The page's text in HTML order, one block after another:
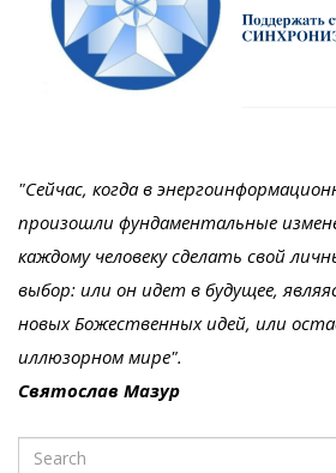
"Сейчас, когда в
произошли фундаментальные
каждому человеку сделать свой
выбор: или он идет в будущее,
новых Божественных идей, или
иллюзорном мире".
Святослав Мазур